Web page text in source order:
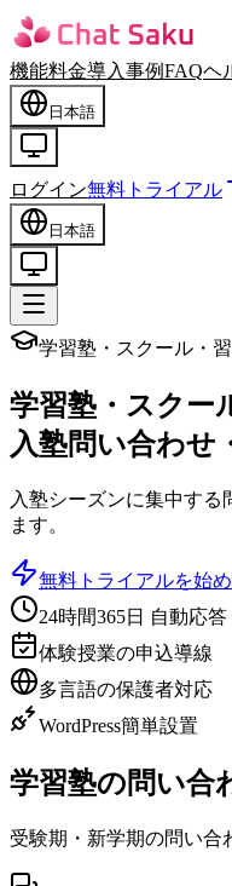
機能料金導入事例FAQヘ
日本語
ログイン無料トライアル
日本語
学習塾・スクール・
学習塾・スクー
入塾問い合わせ
入塾シーズンに集中する
ます。
無料トライアルを始
24時間365日 自動応答
体験授業の申込導線
多言語の保護者対応
WordPress簡単設置
学習塾の問い合
受験期・新学期の問い合